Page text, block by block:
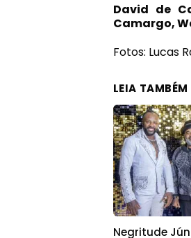
David de
Camargo,
Fotos: Lucas
LEIA TAMBÉM
Negritude